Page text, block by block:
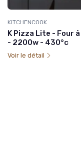
KITCHENCOOK
K Pizza Lite - Four
- 2200w - 430°c
Voir le détail